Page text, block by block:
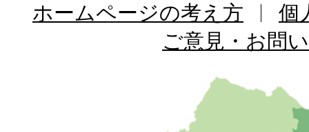
ホームページの考え方
個
ご意見・お問